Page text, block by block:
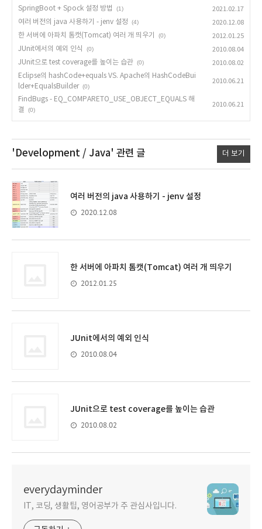
SpringBoot + Spock 설정 방법
(1)
2021.02.17
여러 버전의 java 사용하기 - jenv 설정
(4)
2020.12.08
한 서버에 아파치 톰캣(Tomcat) 여러 개 띄우기
(0)
2012.01.25
JUnit에서의 예외 인식
(0)
2010.08.04
JUnit으로 test coverage를 높이는 습관 (0)
2010.08.02
Eclipse의 hashCode+equals VS. Apache의 HashCodeBui
lder+EqualsBuilder (0)
2010.06.21
FindBugs - EQ_COMPARETO_USE_OBJECT_EQUALS 해
결
(0)
2010.06.21
'Development / Java' 관련 글 더 보기
여러 버전의 java 사용하기 - jenv 설정
2020.12.08
한 서버에 아파치 톰캣(Tomcat) 여러 개 띄우기
2012.01.25
JUnit에서의 예외 인식
2010.08.04
JUnit으로 test coverage를 높이는 습관
2010.08.02
everydayminder
IT, 코딩, 생활팁, 영어공부가 주 관심사입니다.